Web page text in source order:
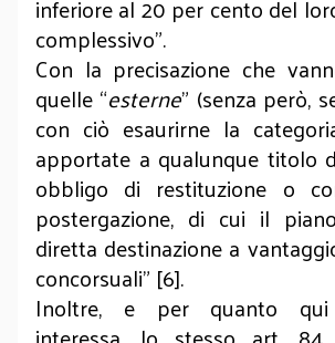
inferiore al 20 per cento del
complessivo”.
Con la precisazione che
quelle “esterne” (senza però,
con ciò esaurirne la
apportate a qualunque titolo
obbligo di restituzione o
postergazione, di cui il
diretta destinazione a
concorsuali” [6].
Inoltre, e per quanto qui